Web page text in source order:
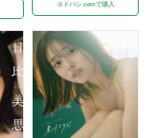
ヨドバシ.comで購入